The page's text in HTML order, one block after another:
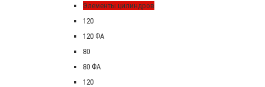
Элементы цилиндров
120
120 ФА
80
80 ФА
120